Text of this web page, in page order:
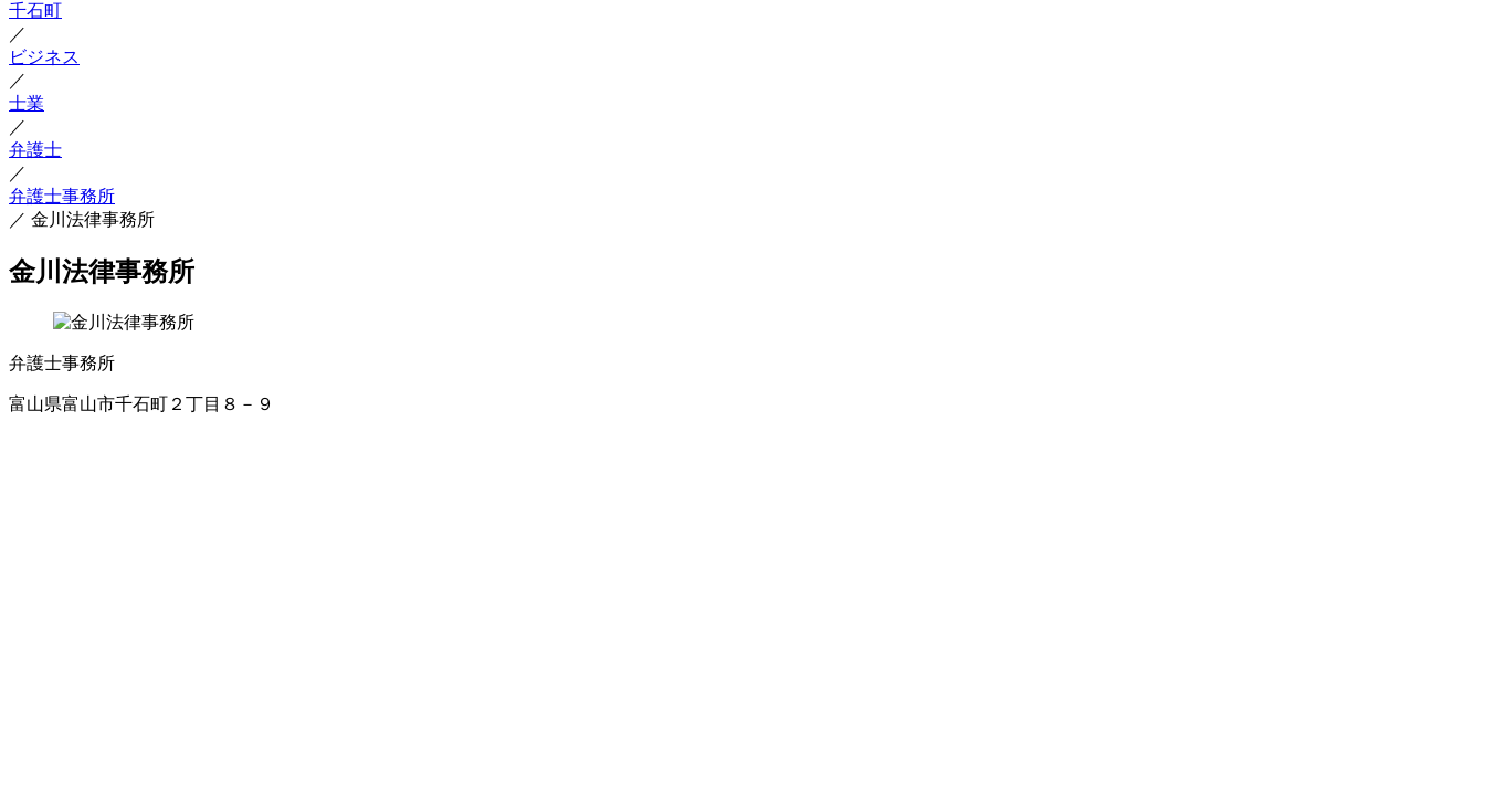
千石町
／
ビジネス
／
士業
／
弁護士
／
弁護士事務所
／ 金川法律事務所
金川法律事務所
弁護士事務所
富山県富山市千石町２丁目８－９